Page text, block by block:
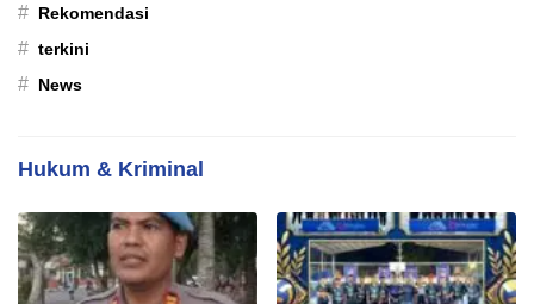
# Rekomendasi
# terkini
# News
Hukum & Kriminal